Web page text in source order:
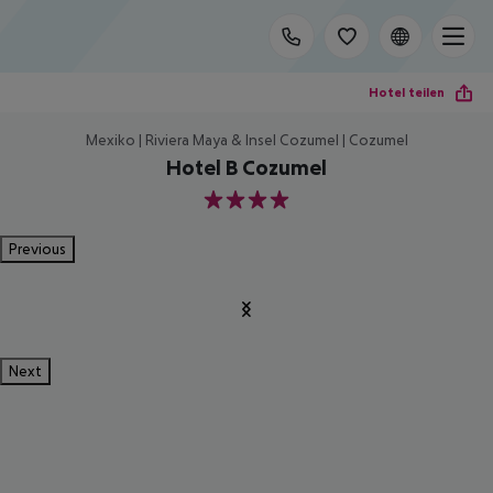
Hotel teilen
Mexiko | Riviera Maya & Insel Cozumel | Cozumel
Hotel B Cozumel
4
Previous
Next